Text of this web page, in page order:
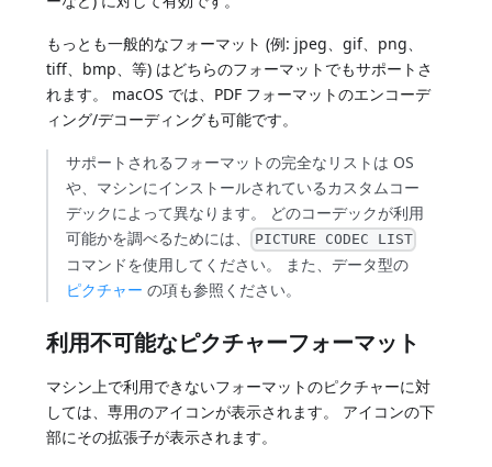
もっとも一般的なフォーマット (例: jpeg、gif、png、
tiff、bmp、等) はどちらのフォーマットでもサポートさ
れます。 macOS では、PDF フォーマットのエンコーデ
ィング/デコーディングも可能です。
サポートされるフォーマットの完全なリストは OS
や、マシンにインストールされているカスタムコー
デックによって異なります。 どのコーデックが利用
可能かを調べるためには、 PICTURE CODEC LIST
コマンドを使用してください。 また、データ型の
ピクチャー の項も参照ください。
利用不可能なピクチャーフォーマット
マシン上で利用できないフォーマットのピクチャーに対
しては、専用のアイコンが表示されます。 アイコンの下
部にその拡張子が表示されます。